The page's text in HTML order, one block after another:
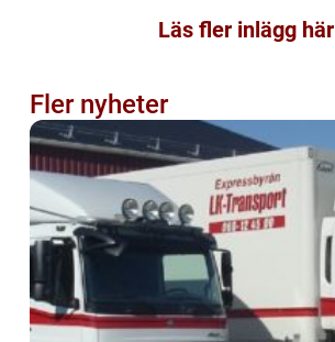
Läs fler inlägg här
Fler nyheter